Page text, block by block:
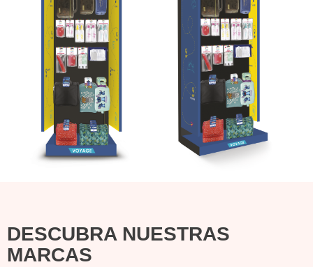
DESCUBRA NUESTRAS
MARCAS